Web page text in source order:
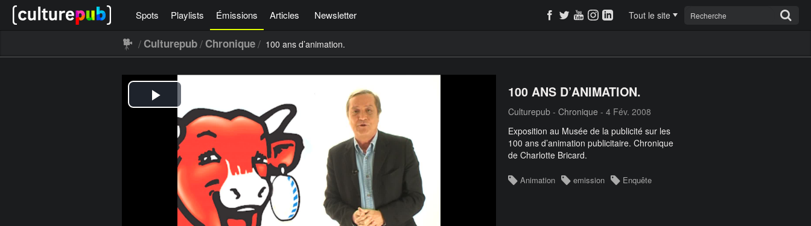
Spots Playlists Émissions Articles Newsletter Tout le site
/Culturepub/Chronique/ 100 ans d’animation.
100 ANS D’ANIMATION.
Culturepub - Chronique - 4 Fév. 2008
Exposition au Musée de la publicité sur les
100 ans d’animation publicitaire. Chronique
de Charlotte Bricard.
Animation emission Enquête